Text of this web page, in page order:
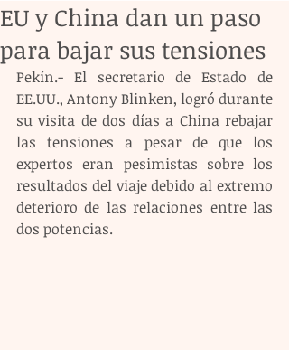
EU y China dan un paso
para bajar sus tensiones
Pekín.- El secretario de Estado de
EE.UU., Antony Blinken, logró durante
su visita de dos días a China rebajar
las tensiones a pesar de que los
expertos eran pesimistas sobre los
resultados del viaje debido al extremo
deterioro de las relaciones entre las
dos potencias.